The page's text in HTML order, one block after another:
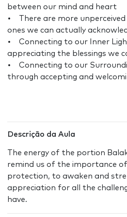
between our mind and heart
• There are more
ones we can actually
• Connecting to our Inner
appreciating the blessings we
• Connecting to our
through accepting and
Descrição da Aula
The energy of the portion
remind us of the importance
protection, to awaken and
appreciation for all the
have.